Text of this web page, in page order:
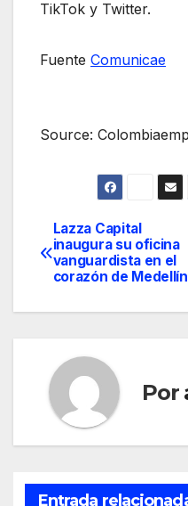
TikTok y Twitter.
Fuente Comunicae
Source:
Navegación
de
entradas
Lazza Capital
inaugura su oficina
vanguardista en el
corazón de Medellín
Por
Entrada